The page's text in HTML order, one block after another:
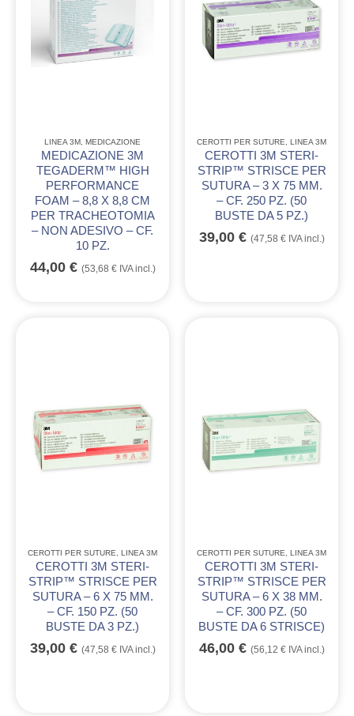
LINEA 3M, MEDICAZIONE
MEDICAZIONE 3M
TEGADERM™ HIGH
PERFORMANCE
FOAM – 8,8 X 8,8 CM
PER TRACHEOTOMIA
– NON ADESIVO – CF.
10 PZ.
44,00 € (53,68 €IVA incl.)
CEROTTI PER SUTURE, LINEA 3M
CEROTTI 3M STERI-
STRIP™ STRISCE PER
SUTURA – 3 X 75 MM.
– CF. 250 PZ. (50
BUSTE DA 5 PZ.)
39,00 € (47,58 €IVA incl.)
CEROTTI PER SUTURE, LINEA 3M
CEROTTI 3M STERI-
STRIP™ STRISCE PER
SUTURA – 6 X 75 MM.
– CF. 150 PZ. (50
BUSTE DA 3 PZ.)
39,00 € (47,58 €IVA incl.)
CEROTTI PER SUTURE, LINEA 3M
CEROTTI 3M STERI-
STRIP™ STRISCE PER
SUTURA – 6 X 38 MM.
– CF. 300 PZ. (50
BUSTE DA 6 STRISCE)
46,00 € (56,12 €IVA incl.)